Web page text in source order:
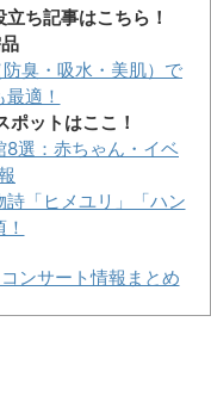
ち記事はこちら！
臭・吸水・美肌）で
適！
ットはここ！
8選：赤ちゃん・イベ
「ヒメユリ」「ハン
ンサート情報まとめ